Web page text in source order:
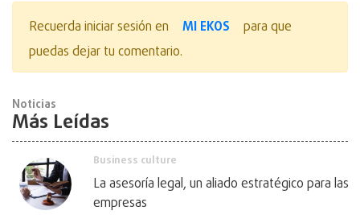
Recuerda iniciar sesión en MI EKOS
para que
puedas dejar tu comentario.
Noticias
Más Leídas
Business culture
La asesoría legal, un aliado estratégico para las
empresas